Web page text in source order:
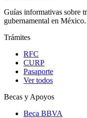
Guías informativas sobre
gubernamental en México.
Trámites
RFC
CURP
Pasaporte
Ver todos
Becas y Apoyos
Beca BBVA